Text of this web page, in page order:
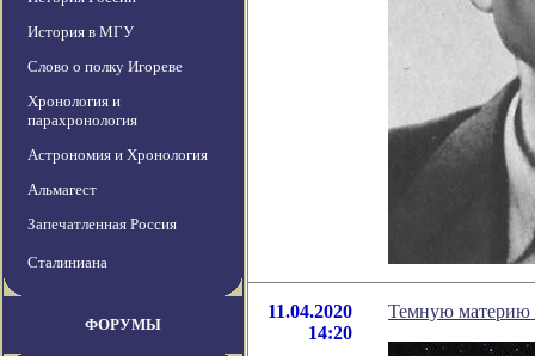
История в МГУ
Слово о полку Игореве
Хронология и
парахронология
Астрономия и Хронология
Альмагест
Запечатленная Россия
Сталиниана
ФОРУМЫ
11.04.2020
14:20
Темную материю